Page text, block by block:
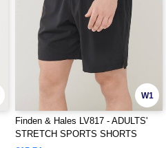
W1
Finden & Hales LV817 - ADULTS'
STRETCH SPORTS SHORTS